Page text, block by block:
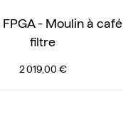
FPGA - Moulin à café
filtre
2 019,00 €